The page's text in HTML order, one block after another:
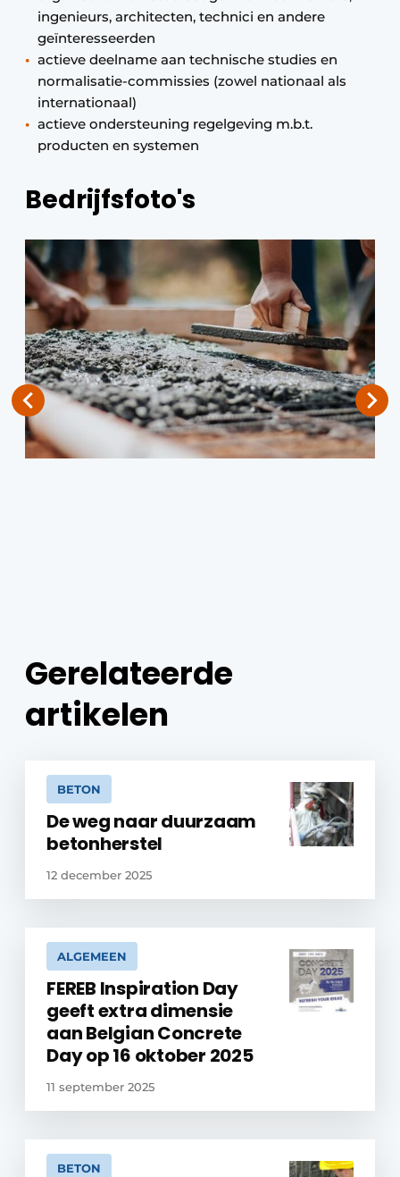
ingenieurs, architecten, technici en andere
geïnteresseerden
actieve deelname aan technische studies en
normalisatie-commissies (zowel nationaal als
internationaal)
actieve ondersteuning regelgeving m.b.t.
producten en systemen
Bedrijfsfoto's
Gerelateerde
artikelen
BETON
De weg naar duurzaam
betonherstel
12 december 2025
ALGEMEEN
FEREB Inspiration Day
geeft extra dimensie
aan Belgian Concrete
Day op 16 oktober 2025
11 september 2025
BETON